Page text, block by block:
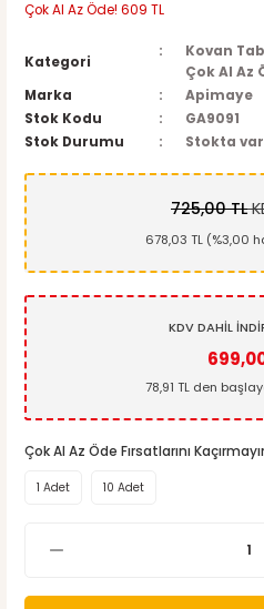
Çok Al Az Öde! 609 TL
Kategori
Kovan
Çok Al Az
Marka
Apimaye
Stok Kodu
GA9091
Stok Durumu
Stokta var
725,00 TL
678,03 TL (%3,00
KDV DAHİL
78,91 TL den
Çok Al Az Öde Fırsatlarını
1 Adet 10 Adet